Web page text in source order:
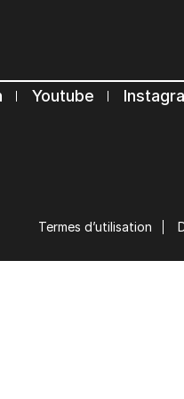
Youtube
Termes d’utilisation